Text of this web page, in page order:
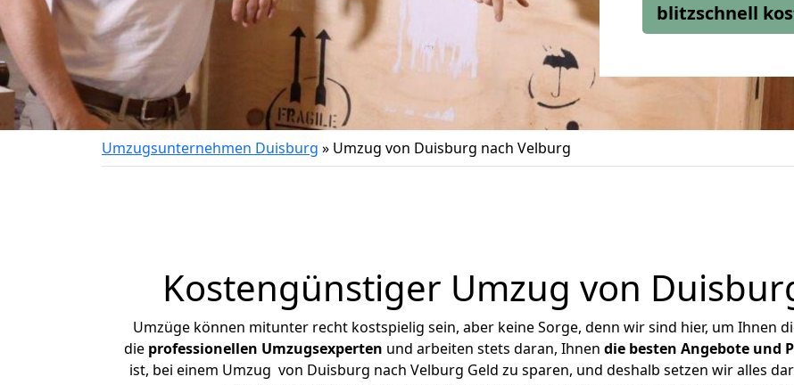
blitzschnell
Umzugsunternehmen Duisburg » Umzug von Duisburg nach Velburg
Kostengünstiger Umzug von
Umzüge können mitunter recht kostspielig sein, aber keine Sorge, denn wir sind hier, um Ihnen
die professionellen Umzugsexperten und arbeiten stets daran, Ihnen die besten Angebote und
ist, bei einem Umzug von Duisburg nach Velburg Geld zu sparen, und deshalb setzen wir alles